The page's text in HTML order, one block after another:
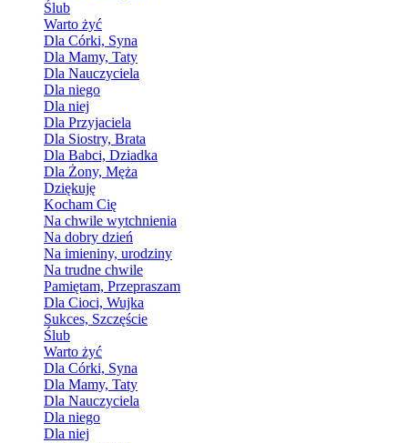
Ślub
Warto żyć
Dla Córki, Syna
Dla Mamy, Taty
Dla Nauczyciela
Dla niego
Dla niej
Dla Przyjaciela
Dla Siostry, Brata
Dla Babci, Dziadka
Dla Żony, Męża
Dziękuję
Kocham Cię
Na chwile wytchnienia
Na dobry dzień
Na imieniny, urodziny
Na trudne chwile
Pamiętam, Przepraszam
Dla Cioci, Wujka
Sukces, Szczęście
Ślub
Warto żyć
Dla Córki, Syna
Dla Mamy, Taty
Dla Nauczyciela
Dla niego
Dla niej